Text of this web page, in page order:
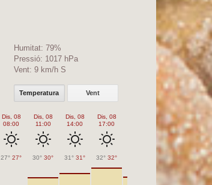
Humitat: 79%
Pressió: 1017 hPa
Vent: 9 km/h S
Temperatura Vent
Dis, 08
08:00
27° 27°
Dis, 08
11:00
30° 30°
Dis, 08
14:00
31° 31°
Dis, 08
17:00
32° 32°
Dis, 08
23:00
27° 27°